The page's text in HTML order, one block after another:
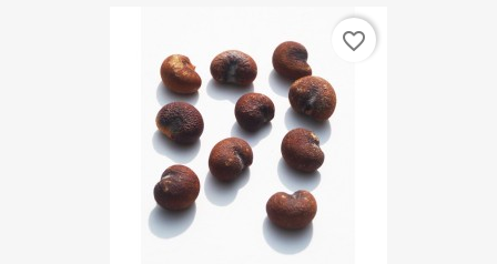
favorite_border